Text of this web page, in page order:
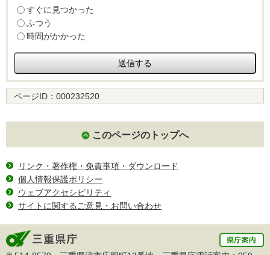
すぐに見つかった
ふつう
時間がかかった
ページID： 000232520
このページのトップへ
リンク・著作権・免責事項・ダウンロード
個人情報保護ポリシー
ウェブアクセシビリティ
サイトに関するご意見・お問い合わせ